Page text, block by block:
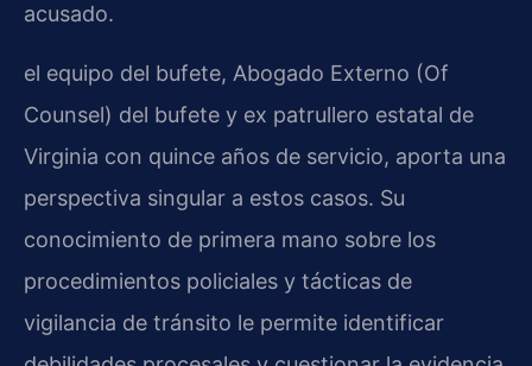
acusado.
el equipo del bufete, Abogado Externo (Of
Counsel) del bufete y ex patrullero estatal de
Virginia con quince años de servicio, aporta una
perspectiva singular a estos casos. Su
conocimiento de primera mano sobre los
procedimientos policiales y tácticas de
vigilancia de tránsito le permite identificar